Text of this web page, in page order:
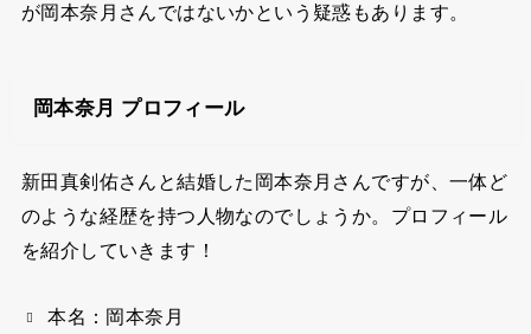
が岡本奈月さんではないかという疑惑もあります。
岡本奈月 プロフィール
新田真剣佑さんと結婚した岡本奈月さんですが、一体ど
のような経歴を持つ人物なのでしょうか。プロフィール
を紹介していきます！
本名：岡本奈月